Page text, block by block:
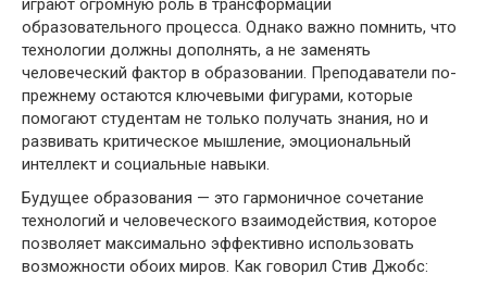
играют огромную роль в трансформации
образовательного процесса. Однако важно помнить, что
технологии должны дополнять, а не заменять
человеческий фактор в образовании. Преподаватели по-
прежнему остаются ключевыми фигурами, которые
помогают студентам не только получать знания, но и
развивать критическое мышление, эмоциональный
интеллект и социальные навыки.
Будущее образования — это гармоничное сочетание
технологий и человеческого взаимодействия, которое
позволяет максимально эффективно использовать
возможности обоих миров. Как говорил Стив Джобс: